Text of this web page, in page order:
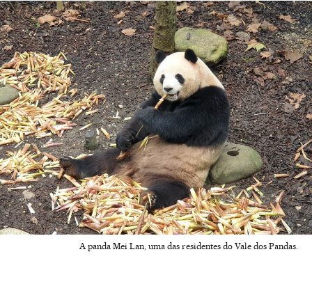
A panda Mei Lan, uma das residentes do Vale dos Pandas.